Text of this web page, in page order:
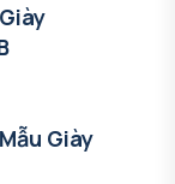
Giày